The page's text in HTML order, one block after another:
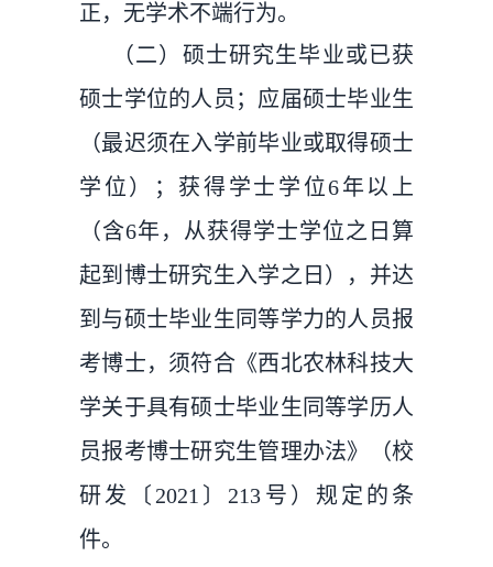
正，无学术不端行为。
（二）硕士研究生毕业或已获
硕士学位的人员；应届硕士毕业生
（最迟须在入学前毕业或取得硕士
学位）；获得学士学位6年以上
（含6年，从获得学士学位之日算
起到博士研究生入学之日），并达
到与硕士毕业生同等学力的人员报
考博士，须符合《西北农林科技大
学关于具有硕士毕业生同等学历人
员报考博士研究生管理办法》（校
研发〔2021〕213号）规定的条
件。